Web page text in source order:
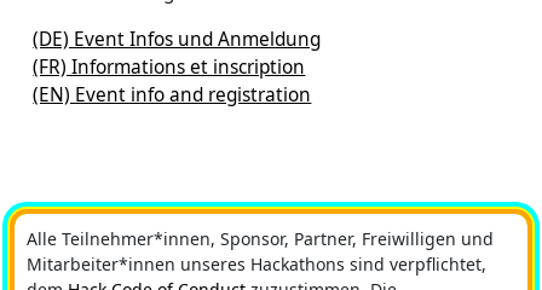
(DE) Event Infos und Anmeldung
(FR) Informations et inscription
(EN) Event info and registration
Alle Teilnehmer*innen, Sponsor, Partner, Freiwilligen und
Mitarbeiter*innen unseres Hackathons sind verpflichtet,